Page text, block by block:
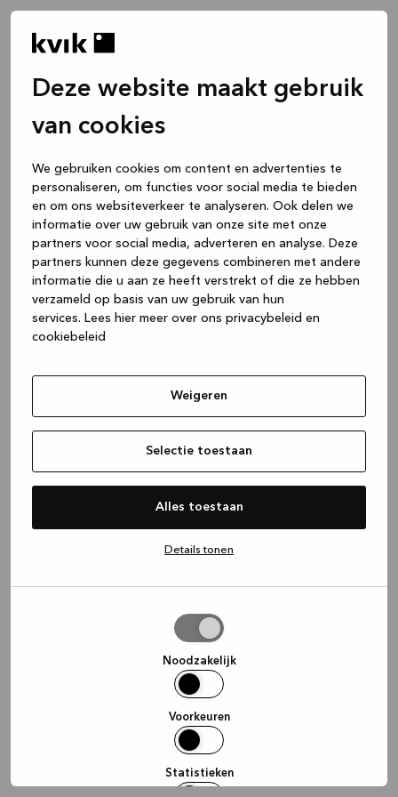
Deze website maakt gebruik
van cookies
We gebruiken cookies om content en advertenties te
personaliseren, om functies voor social media te bieden
en om ons websiteverkeer te analyseren. Ook delen we
informatie over uw gebruik van onze site met onze
partners voor social media, adverteren en analyse. Deze
partners kunnen deze gegevens combineren met andere
informatie die u aan ze heeft verstrekt of die ze hebben
verzameld op basis van uw gebruik van hun
services. Lees hier meer over ons privacybeleid en
cookiebeleid
Weigeren
Selectie toestaan
Alles toestaan
Details tonen
Noodzakelijk
Voorkeuren
Statistieken
(see the browser console for more
information).